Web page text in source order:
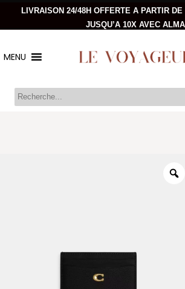
LIVRAISON 24/48H OFFERTE A PARTIR
JUSQU’A 10X AVEC ALMA
MENU